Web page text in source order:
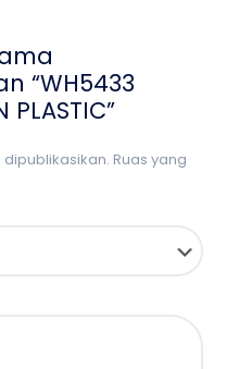
“WH5433
PLASTIC”
Ruas yang